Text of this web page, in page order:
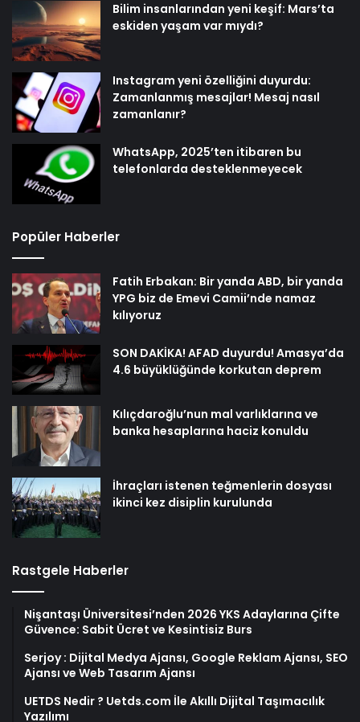
Bilim insanlarından yeni keşif: Mars’ta
eskiden yaşam var mıydı?
Instagram yeni özelliğini duyurdu:
Zamanlanmış mesajlar! Mesaj nasıl
zamanlanır?
WhatsApp, 2025’ten itibaren bu
telefonlarda desteklenmeyecek
Popüler Haberler
Fatih Erbakan: Bir yanda ABD, bir yanda
YPG biz de Emevi Camii’nde namaz
kılıyoruz
SON DAKİKA! AFAD duyurdu! Amasya’da
4.6 büyüklüğünde korkutan deprem
Kılıçdaroğlu’nun mal varlıklarına ve
banka hesaplarına haciz konuldu
İhraçları istenen teğmenlerin dosyası
ikinci kez disiplin kurulunda
Rastgele Haberler
Nişantaşı Üniversitesi’nden 2026 YKS Adaylarına Çifte
Güvence: Sabit Ücret ve Kesintisiz Burs
Serjoy : Dijital Medya Ajansı, Google Reklam Ajansı, SEO
Ajansı ve Web Tasarım Ajansı
UETDS Nedir ? Uetds.com İle Akıllı Dijital Taşımacılık
Yazılımı